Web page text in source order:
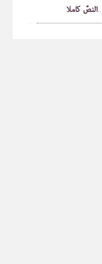
النصّ كاملا